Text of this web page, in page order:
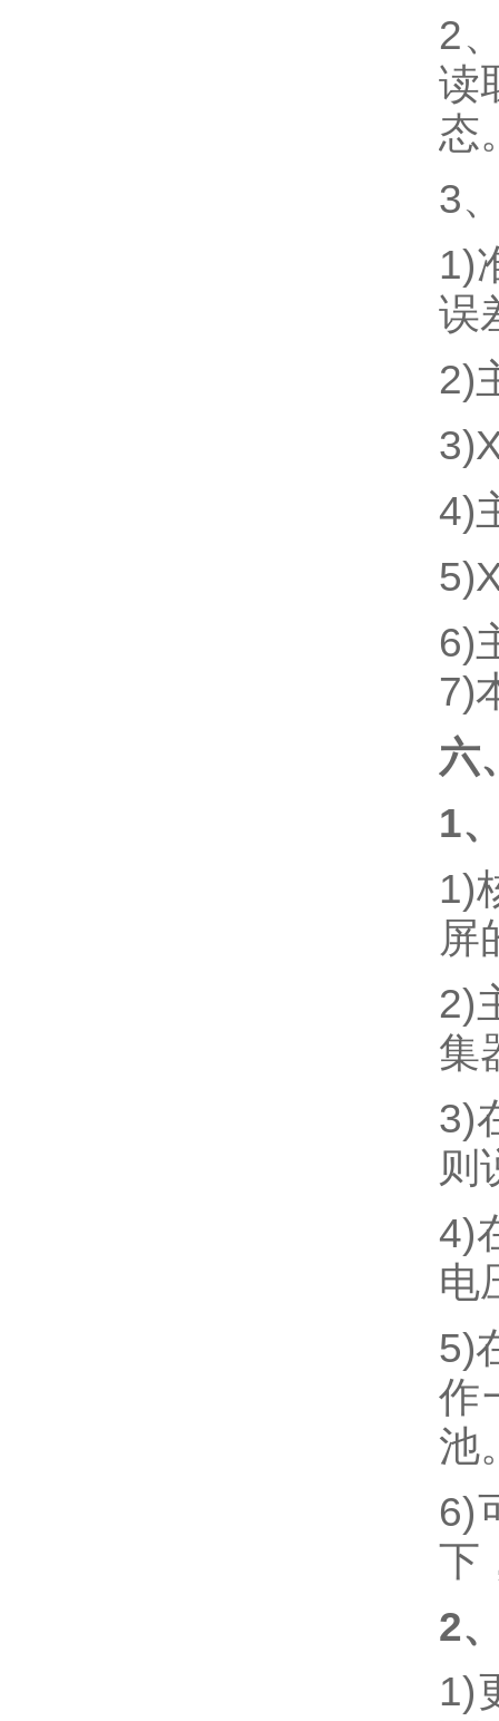
2
读
态
3
1)
误
2)
4)
6)
7)
六
1
1)
屏
2)
集
3)
则
4)
电
5)
作
池
6)
下
2
1)